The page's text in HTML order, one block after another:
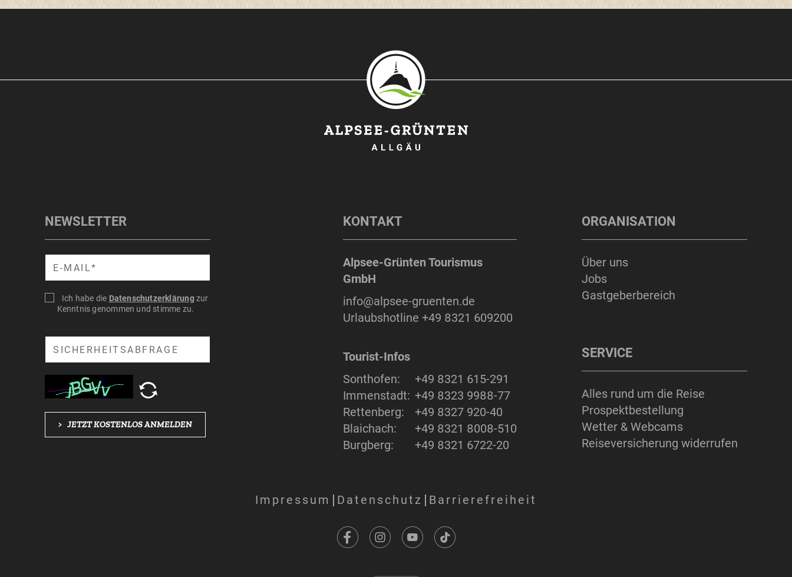
NEWSLETTER
Suche
Ich habe die Datenschutzerklärungzur
Kenntnis genommen und stimme zu.
Suche
> JETZT KOSTENLOS ANMELDEN
KONTAKT
Alpsee-Grünten Tourismus
GmbH
info@alpsee-gruenten.de
Urlaubshotline+49 8321 609200
Tourist-Infos
Sonthofen:
+49 8321 615-291
Immenstadt: +49 8323 9988-77
Rettenberg:
+49 8327 920-40
Blaichach:
+49 8321 8008-510
Burgberg:
+49 8321 6722-20
ORGANISATION
Über uns
Jobs
Gastgeberbereich
SERVICE
Alles rund um die Reise
Prospektbestellung
Wetter & Webcams
Reiseversicherung widerrufen
Impressum Datenschutz Barrierefreiheit